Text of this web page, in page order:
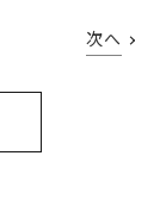
次へ